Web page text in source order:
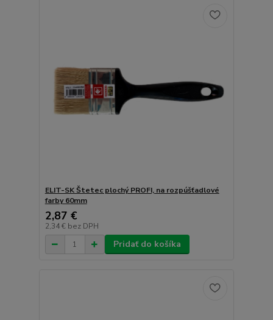
ELIT-SK Štetec plochý PROFI, na rozpúšťadlové
farby 60mm
2,87 €
2,34 € bez DPH
Pridať do košíka